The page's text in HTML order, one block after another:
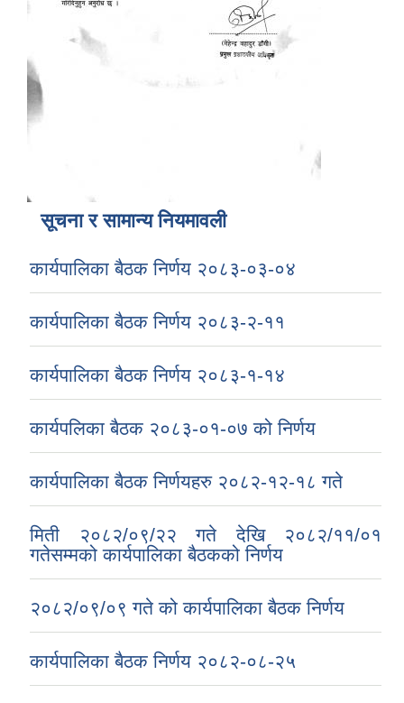
सूचना र सामान्य नियमावली
कार्यपालिका बैठक निर्णय २०८३-०३-०४
कार्यपालिका बैठक निर्णय २०८३-२-११
कार्यपालिका बैठक निर्णय २०८३-१-१४
कार्यपलिका बैठक २०८३-०१-०७ को निर्णय
कार्यपालिका बैठक निर्णयहरु २०८२-१२-१८ गते
मिती २०८२/०९/२२ गते देखि २०८२/११/०१
गतेसम्मको कार्यपालिका बैठकको निर्णय
२०८२/०९/०९ गते को कार्यपालिका बैठक निर्णय
कार्यपालिका बैठक निर्णय २०८२-०८-२५